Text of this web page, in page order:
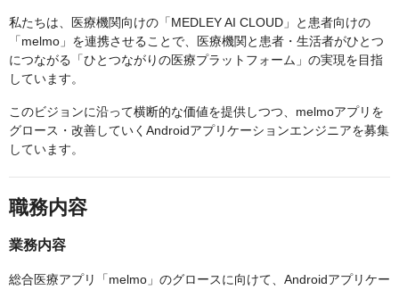
私たちは、医療機関向けの「MEDLEY AI CLOUD」と患者向けの
「melmo」を連携させることで、医療機関と患者・生活者がひとつ
につながる「ひとつながりの医療プラットフォーム」の実現を目指
しています。
このビジョンに沿って横断的な価値を提供しつつ、melmoアプリを
グロース・改善していくAndroidアプリケーションエンジニアを募集
しています。
職務内容
業務内容
総合医療アプリ「melmo」のグロースに向けて、Androidアプリケー